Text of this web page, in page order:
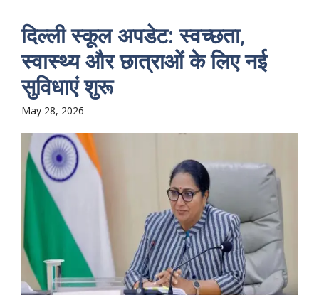
दिल्ली स्कूल अपडेट: स्वच्छता,
स्वास्थ्य और छात्राओं के लिए नई
सुविधाएं शुरू
May 28, 2026